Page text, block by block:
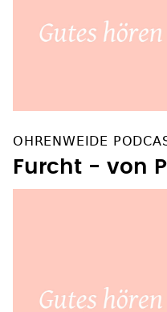
OHRENWEIDE
Furcht - von